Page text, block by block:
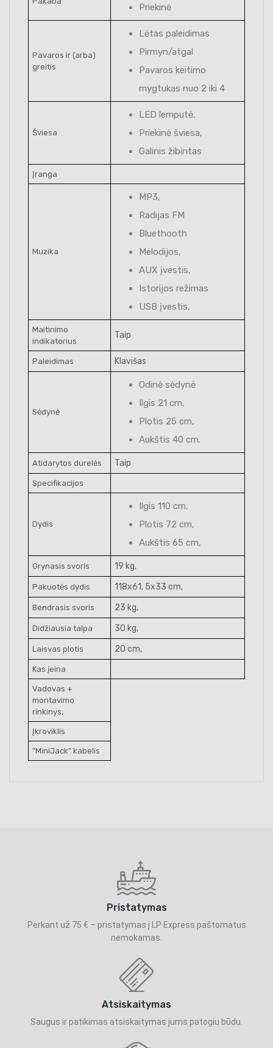
Priekinė
Pavaros ir (arba)
greitis
Lėtas paleidimas
Pirmyn/atgal
Pavaros keitimo
mygtukas nuo 2 iki 4
Šviesa
LED lemputė,
Priekinė šviesa,
Galinis žibintas
Įranga
Muzika
MP3,
Radijas FM
Bluethooth
Melodijos,
AUX įvestis,
Istorijos režimas
USB įvestis,
Maitinimo
indikatorius
Taip
Paleidimas Klavišas
Sėdynė
Odinė sėdynė
Ilgis 21 cm,
Plotis 25 cm,
Aukštis 40 cm.
Atidarytos durelės Taip
Specifikacijos
Dydis
Ilgis 110 cm,
Plotis 72 cm,
Aukštis 65 cm,
Grynasis svoris 19 kg,
Pakuotės dydis 118x61, 5x33 cm,
Bendrasis svoris 23 kg,
Didžiausia talpa 30 kg,
Laisvas plotis 20 cm,
Kas įeina
Vadovas +
montavimo
rinkinys,
Įkroviklis
"MiniJack" kabelis
Pristatymas
Perkant už 75 € – pristatymas į LP Express paštomatus
nemokamas.
Atsiskaitymas
Saugus ir patikimas atsiskaitymas jums patogiu būdu.